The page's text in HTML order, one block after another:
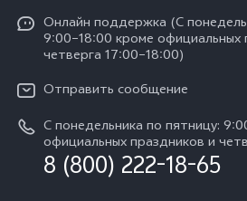
Y11d
V40 Lite
Y04s
Funtouch OS
Сервисные центры
IMEI аутентификация
Запрос стоимости запчастей
Обновление системы
Пресс-центр
Карьера в vivo
Юридическая информация
О нас
Социальная ответственность
Oнлайн поддержка (С
9:00–18:00 кроме официальных
четверга 17:00–18:00)
Отправить сообщение
С понедельника по пятницу:
официальных праздников и
8 (800) 222-18-65